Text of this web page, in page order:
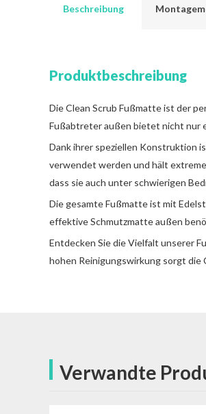
Beschreibung
Produktbeschreibung
Die Clean Scrub Fußmatte ist der
Fußabtreter außen bietet nicht nur
Dank ihrer speziellen Konstruktion
verwendet werden und hält
dass sie auch unter schwierigen
Die gesamte Fußmatte ist mit
effektive Schmutzmatte außen
Entdecken Sie die Vielfalt unserer
hohen Reinigungswirkung sorgt die
Verwandte